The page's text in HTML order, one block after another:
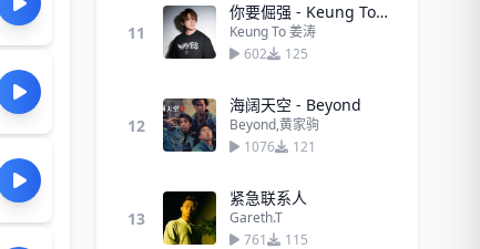
11
你要倔强 - Keung To 姜涛
Keung To 姜涛
602
125
12
海阔天空 - Beyond
Beyond,黄家驹
1076
121
13
紧急联系人
Gareth.T
761
115